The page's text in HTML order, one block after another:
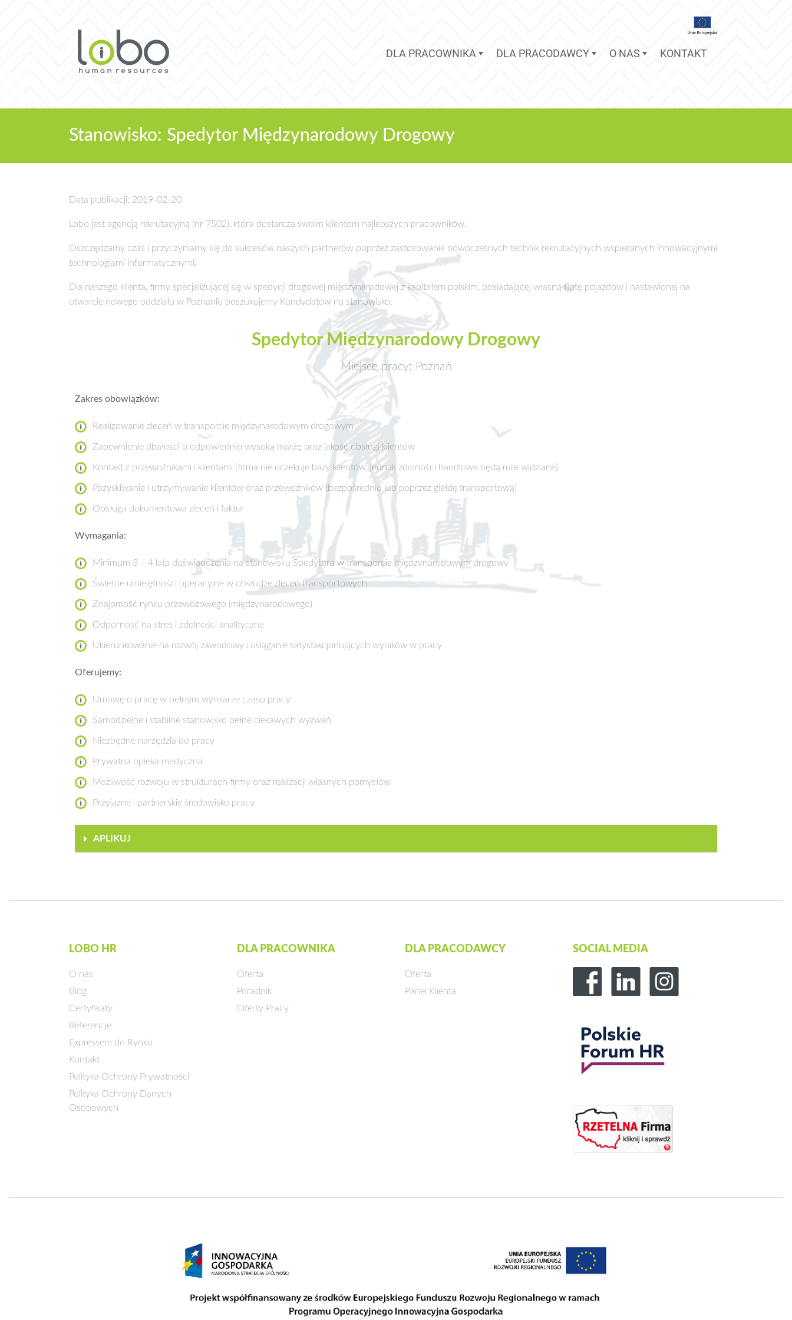
DLA PRACOWNIKA DLA PRACODAWCY O NAS KONTAKT
Stanowisko: Spedytor Międzynarodowy Drogowy
Data publikacji: 2019-02-20
Lobo jest agencją rekrutacyjną (nr 7502), która dostarcza swoim klientom najlepszych pracowników.
Oszczędzamy czas i przyczyniamy się do sukcesów naszych partnerów poprzez zastosowanie nowoczesnych technik rekrutacyjnych wspieranych innowacyjnymi
technologiami informatycznymi.
Dla naszego klienta, firmy specjalizującej się w spedycji drogowej międzynarodowej z kapitałem polskim, posiadającej własną flotę pojazdów i nastawionej na
otwarcie nowego oddziału w Poznaniu poszukujemy Kandydatów na stanowisko:
Spedytor Międzynarodowy Drogowy
Miejsce pracy: Poznań
Zakres obowiązków:
Realizowanie zleceń w transporcie międzynarodowym drogowym
Zapewnienie dbałości o odpowiednio wysoką marżę oraz jakość obsługi klientów
Kontakt z przewoźnikami i klientami (firma nie oczekuje bazy klientów, jednak zdolności handlowe będą mile widziane)
Pozyskiwanie i utrzymywanie klientów oraz przewoźników (bezpośrednio lub poprzez giełdę transportową)
Obsługa dokumentowa zleceń i faktur
Wymagania:
Minimum 3 – 4 lata doświadczenia na stanowisku Spedytora w transporcie międzynarodowym drogowy
Świetne umiejętności operacyjne w obsłudze zleceń transportowych
Znajomość rynku przewozowego (międzynarodowego)
Odporność na stres i zdolności analityczne
Ukierunkowanie na rozwój zawodowy i osiąganie satysfakcjonujących wyników w pracy
Oferujemy:
Umowę o pracę w pełnym wymiarze czasu pracy
Samodzielne i stabilne stanowisko pełne ciekawych wyzwań
Niezbędne narzędzia do pracy
Prywatna opieka medyczna
Możliwość rozwoju w strukturach firmy oraz realizacji własnych pomysłów
Przyjazne i partnerskie środowisko pracy
APLIKUJ
LOBO HR
O nas
Blog
Certyfikaty
Referencje
Expressem do Rynku
Kontakt
Polityka Ochrony Prywatności
Polityka Ochrony Danych
Osobowych
DLA PRACOWNIKA
Oferta
Poradnik
Oferty Pracy
DLA PRACODAWCY
Oferta
Panel Klienta
SOCIAL MEDIA